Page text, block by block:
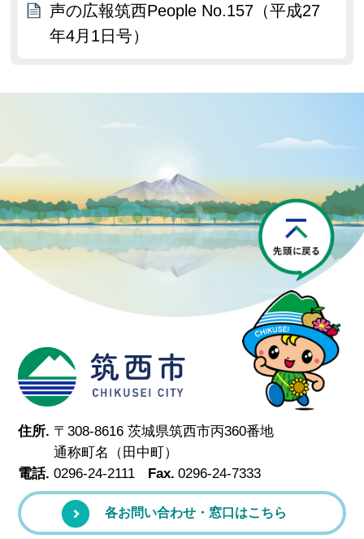
声の広報筑西People No.157（平成27
年4月1日号）
筑西市
住所. 〒308-8616 茨城県筑西市丙360番地
通称町名（田中町）
電話. 0296-24-2111 Fax. 0296-24-7333
各お問い合わせ・窓口はこちら